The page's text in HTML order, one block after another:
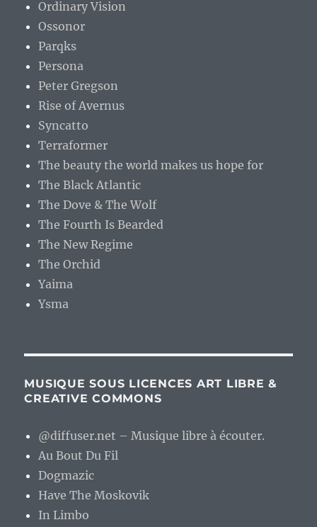
Ordinary Vision
Ossonor
Parqks
Persona
Peter Gregson
Rise of Avernus
Syncatto
Terraformer
The beauty the world makes us hope for
The Black Atlantic
The Dove & The Wolf
The Fourth Is Bearded
The New Regime
The Orchid
Yaima
Ysma
MUSIQUE SOUS LICENCES ART LIBRE &
CREATIVE COMMONS
@diffuser.net – Musique libre à écouter.
Au Bout Du Fil
Dogmazic
Have The Moskovik
In Limbo